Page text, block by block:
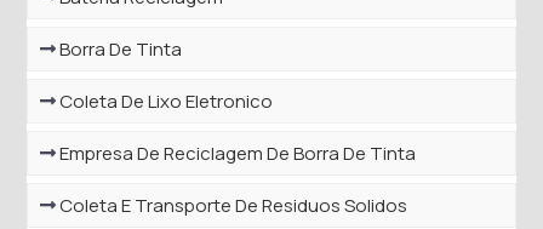
Borra De Tinta
Coleta De Lixo Eletronico
Empresa De Reciclagem De Borra De Tinta
Coleta E Transporte De Residuos Solidos